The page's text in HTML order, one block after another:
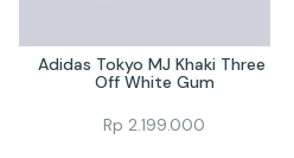
Adidas Tokyo MJ Khaki Three
Off White Gum
Rp 2.199.000